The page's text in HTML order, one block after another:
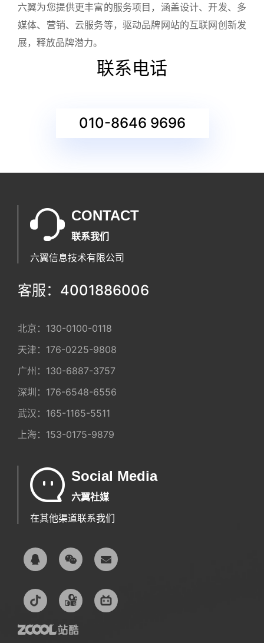
六翼为您提供更丰富的服务项目，涵盖设计、开发、多
媒体、营销、云服务等，驱动品牌网站的互联网创新发
展，释放品牌潜力。
联系电话
010-8646 9696
CONTACT
联系我们
六翼信息技术有限公司
客服：4001886006
北京： 130-0100-0118
天津： 176-0225-9808
广州： 130-6887-3757
深圳： 176-6548-6556
武汉： 165-1165-5511
上海： 153-0175-9879
Social Media
六翼社媒
在其他渠道联系我们